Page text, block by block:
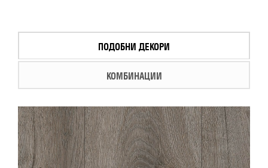
ПОДОБНИ ДЕКОРИ
КОМБИНАЦИИ